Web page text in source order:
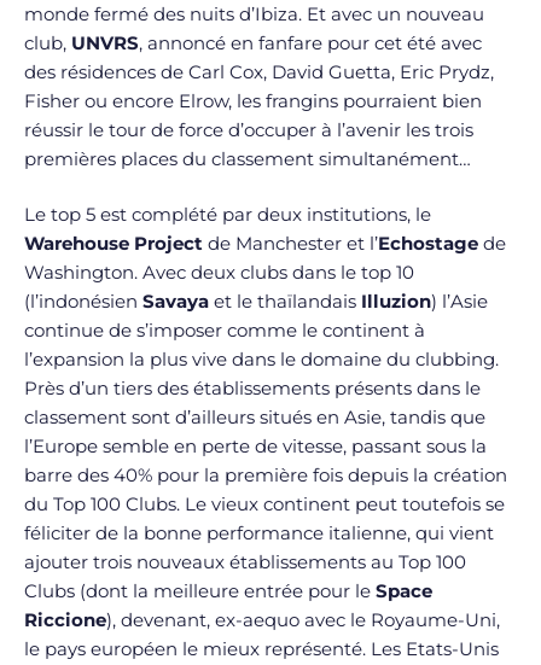
monde fermé des nuits d’Ibiza. Et avec un nouveau
club, UNVRS, annoncé en fanfare pour cet été avec
des résidences de Carl Cox, David Guetta, Eric Prydz,
Fisher ou encore Elrow, les frangins pourraient bien
réussir le tour de force d’occuper à l’avenir les trois
premières places du classement simultanément…
Le top 5 est complété par deux institutions, le
Warehouse Project de Manchester et l’Echostage de
Washington. Avec deux clubs dans le top 10
(l’indonésien Savaya et le thaïlandais Illuzion) l’Asie
continue de s’imposer comme le continent à
l’expansion la plus vive dans le domaine du clubbing.
Près d’un tiers des établissements présents dans le
classement sont d’ailleurs situés en Asie, tandis que
l’Europe semble en perte de vitesse, passant sous la
barre des 40% pour la première fois depuis la création
du Top 100 Clubs. Le vieux continent peut toutefois se
féliciter de la bonne performance italienne, qui vient
ajouter trois nouveaux établissements au Top 100
Clubs (dont la meilleure entrée pour le Space
Riccione), devenant, ex-aequo avec le Royaume-Uni,
le pays européen le mieux représenté. Les Etats-Unis